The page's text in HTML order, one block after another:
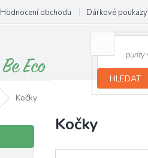
Hodnocení obchodu Dárkové poukazy
HLEDAT
Kočky
Kočky